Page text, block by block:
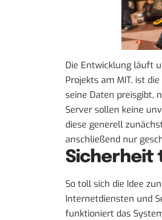
Die Entwicklung läuft
Projekts am MIT, ist
seine Daten preisgibt,
Server sollen keine
diese generell
anschließend nur
Sicherheit
So toll sich die Idee
Internetdiensten und
funktioniert das